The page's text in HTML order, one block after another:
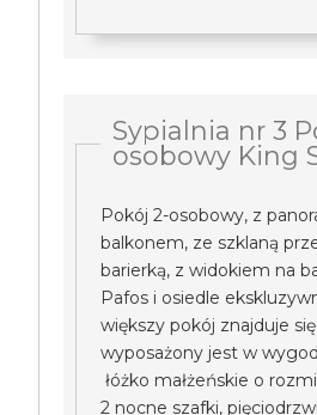
Sypialnia nr 3
osobowy King
Pokój 2-osobowy, z
balkonem, ze szklaną
barierką, z widokiem na
Pafos i osiedle
większy pokój znajduje
wyposażony jest w
łóżko małżeńskie o
2 nocne szafki,